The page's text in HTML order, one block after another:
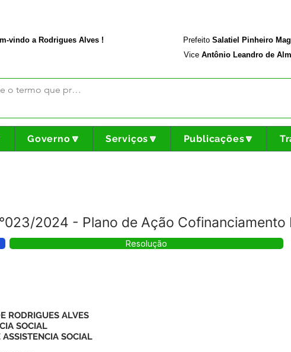
vindo a Rodrigues Alves ! Prefeito Salatiel Pinheiro
Vice Antônio Leandro de
Governo🔽 Serviços🔽 Publicações🔽
2024 - Plano de Ação
Resolução
RODRIGUES ALVES
SOCIAL
SOCIAL